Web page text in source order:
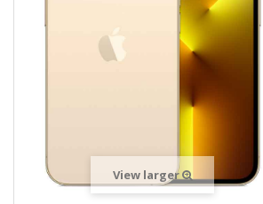
View larger